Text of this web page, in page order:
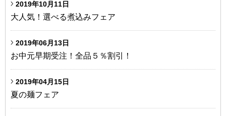
2019年10月11日
大人気！選べる煮込みフェア
2019年06月13日
お中元早期受注！全品５％割引！
2019年04月15日
夏の麺フェア